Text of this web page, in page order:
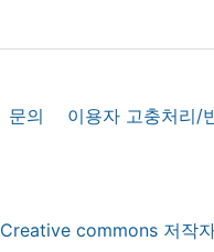
문의 이용자 고충처리/
Creative commons 저작